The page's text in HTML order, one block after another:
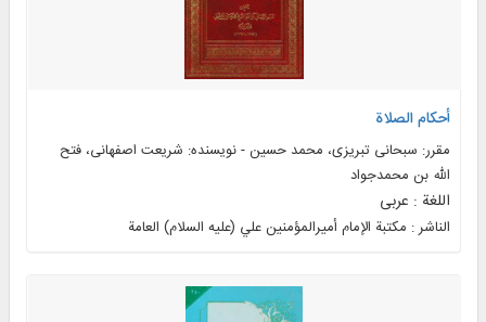
أحکام الصلاة
مقرر: سبحانی تبریزی، محمد حسین - نویسنده: شریعت اصفهانی، فتح‌
الله بن محمدجواد
اللغة : عربی
الناشر : مکتبة الإمام أميرالمؤمنين علي (عليه السلام) العامة